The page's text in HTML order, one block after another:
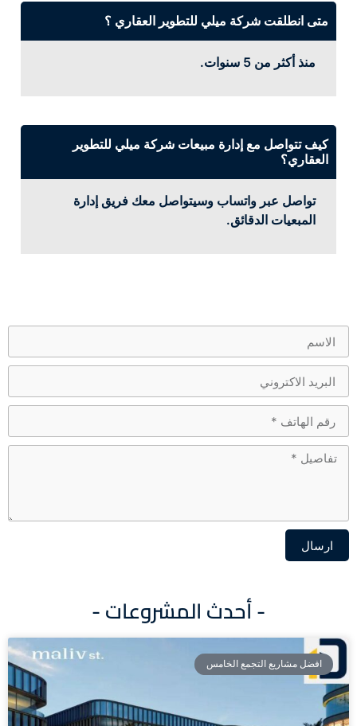
متى انطلقت شركة ميلي للتطوير العقاري ؟
منذ أكثر من 5 سنوات.
كيف تتواصل مع إدارة مبيعات شركة ميلي للتطوير
العقاري؟
تواصل عبر واتساب وسيتواصل معك فريق إدارة
المبعيات الدقائق.
ارسال
- أحدث المشروعات -
افضل مشاريع التجمع الخامس